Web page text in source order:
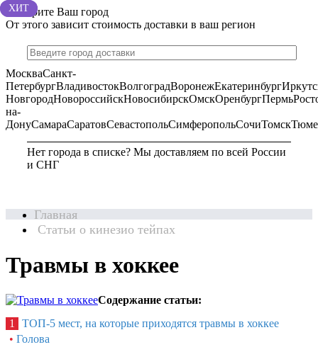
Выберите Ваш город
От этого зависит стоимость доставки в ваш регион
МоскваСанкт-
ПетербургВладивостокВолгоградВоронежЕкатеринбург
НовгородНовороссийскНовосибирскОмскОренбургПермь
на-
ДонуСамараСаратовСевастопольСимферопольСочиТомск
Нет города в списке? Мы доставляем по всей России
и СНГ
Главная
Статьи о кинезио тейпах
Травмы в хоккее
Содержание статьи:
1
ТОП-5 мест, на которые приходятся травмы в хоккее
• Голова
ХИТ
ХИТ